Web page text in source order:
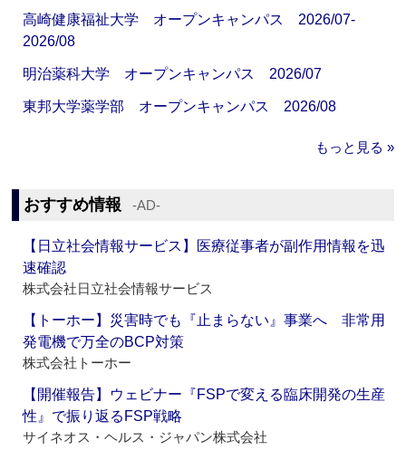
高崎健康福祉大学 オープンキャンパス 2026/07-
2026/08
明治薬科大学 オープンキャンパス 2026/07
東邦大学薬学部 オープンキャンパス 2026/08
もっと見る »
おすすめ情報 ‐AD‐
【日立社会情報サービス】医療従事者が副作用情報を迅
速確認
株式会社日立社会情報サービス
【トーホー】災害時でも『止まらない』事業へ 非常用
発電機で万全のBCP対策
株式会社トーホー
【開催報告】ウェビナー『FSPで変える臨床開発の生産
性』で振り返るFSP戦略
サイネオス・ヘルス・ジャパン株式会社